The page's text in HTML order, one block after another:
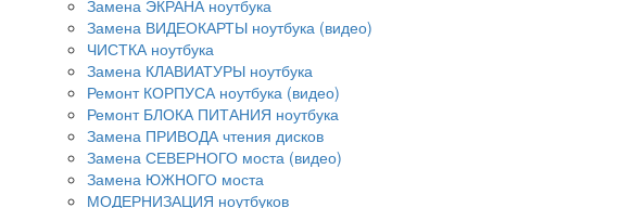
Замена ЭКРАНА ноутбука
Замена ВИДЕОКАРТЫ ноутбука (видео)
ЧИСТКА ноутбука
Замена КЛАВИАТУРЫ ноутбука
Ремонт КОРПУСА ноутбука (видео)
Ремонт БЛОКА ПИТАНИЯ ноутбука
Замена ПРИВОДА чтения дисков
Замена СЕВЕРНОГО моста (видео)
Замена ЮЖНОГО моста
МОДЕРНИЗАЦИЯ ноутбуков